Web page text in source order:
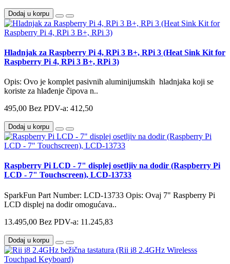
Dodaj u korpu
Hladnjak za Raspberry Pi 4, RPi 3 B+, RPi 3 (Heat Sink Kit for
Raspberry Pi 4, RPi 3 B+, RPi 3)
Opis: Ovo je komplet pasivnih aluminijumskih hladnjaka koji se
koriste za hlađenje čipova n..
495,00 Bez PDV-a: 412,50
Dodaj u korpu
Raspberry Pi LCD - 7" displej osetljiv na dodir (Raspberry Pi
LCD - 7" Touchscreen), LCD-13733
SparkFun Part Number: LCD-13733 Opis: Ovaj 7" Raspberry Pi
LCD displej na dodir omogućava..
13.495,00 Bez PDV-a: 11.245,83
Dodaj u korpu